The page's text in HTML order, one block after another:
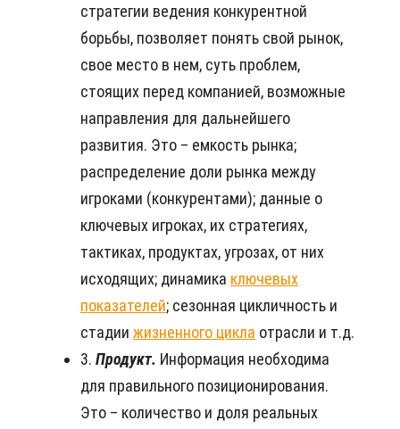
стратегии ведения конкурентной
борьбы, позволяет понять свой рынок,
свое место в нем, суть проблем,
стоящих перед компанией, возможные
направления для дальнейшего
развития. Это – емкость рынка;
распределение доли рынка между
игроками (конкурентами); данные о
ключевых игроках, их стратегиях,
тактиках, продуктах, угрозах, от них
исходящих; динамика ключевых
показателей; сезонная цикличность и
стадии жизненного цикла отрасли и т.д.
3. Продукт. Информация необходима
для правильного позиционирования.
Это – количество и доля реальных